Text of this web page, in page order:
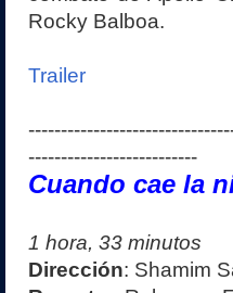
Rocky Balboa.
Trailer
--------------------------
Cuando cae la
1 hora, 33 minutos
Dirección: Shamim